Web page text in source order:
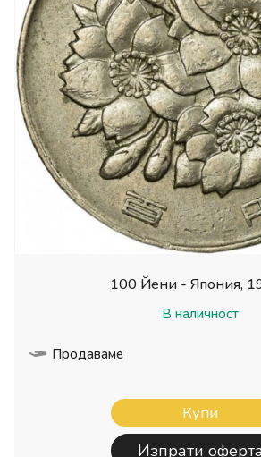
100 Йени - Япония,
В наличност
Продаваме
Купи
Изпрати